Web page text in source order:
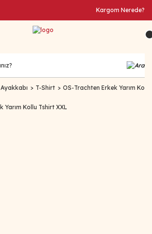
Kargom Nerede?
T-Shirt OS-Trachten Erkek Yarım